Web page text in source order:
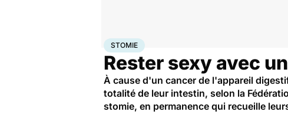
AccueilBien-être
STOMIE
Rester sexy avec
À cause d'un cancer de l'appareil
totalité de leur intestin, selon la
stomie, en permanence qui recueille